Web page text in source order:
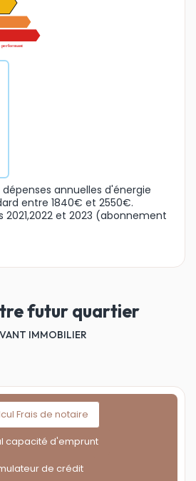
annuelles d'énergie
entre 1840€ et 2550€.
2021,2022 et 2023 (abonnement
futur quartier
IMMOBILIER
Frais de notaire
capacité d'emprunt
de crédit